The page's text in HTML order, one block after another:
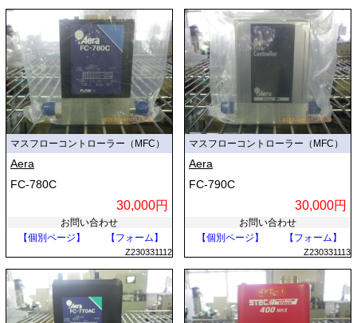
マスフローコントローラー（MFC）
Aera
FC-780C
30,000円
お問い合わせ
【個別ページ】
【フォーム】
Z230331112
マスフローコントローラー（MFC）
Aera
FC-790C
30,000円
お問い合わせ
【個別ページ】
【フォーム】
Z230331113